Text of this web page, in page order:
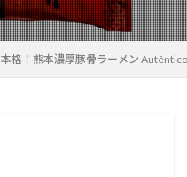
本格！熊本濃厚豚骨ラーメン